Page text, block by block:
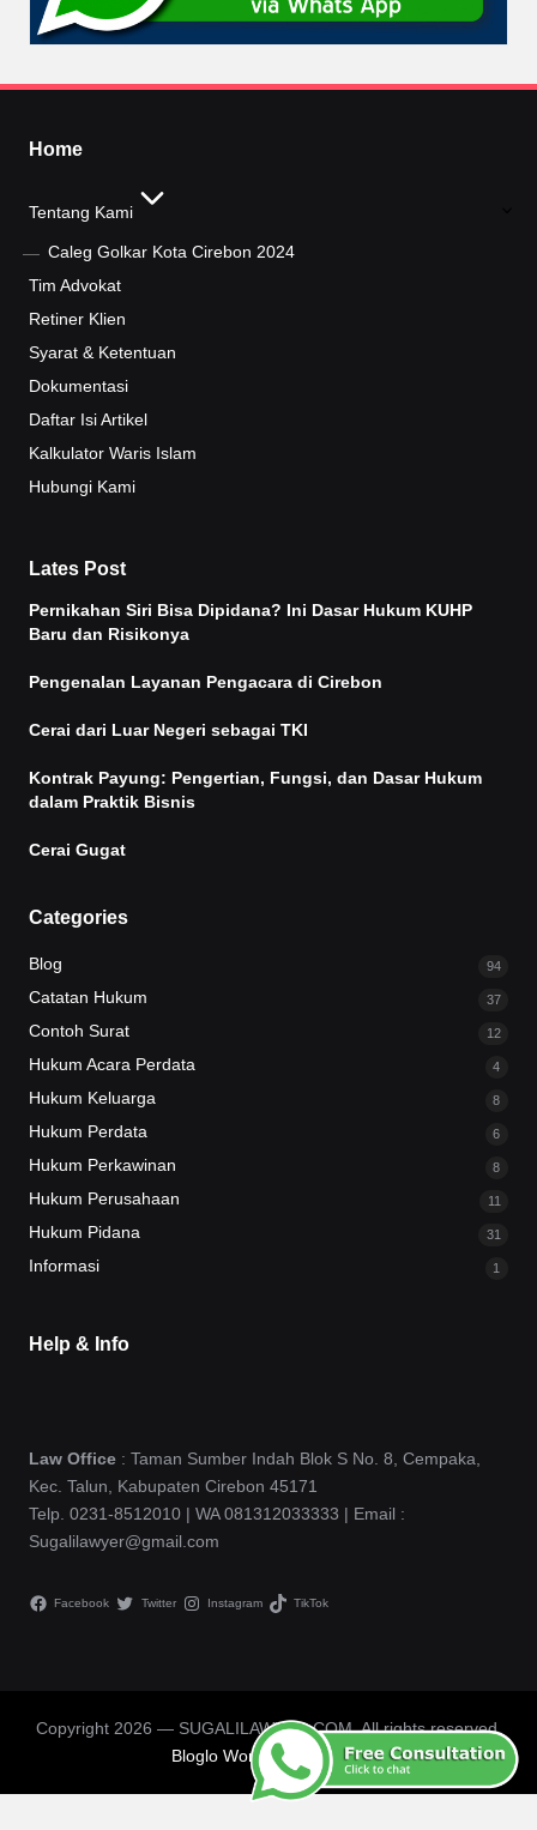
Home
Tentang Kami
Caleg Golkar Kota Cirebon 2024
Tim Advokat
Retiner Klien
Syarat & Ketentuan
Dokumentasi
Daftar Isi Artikel
Kalkulator Waris Islam
Hubungi Kami
Lates Post
Pernikahan Siri Bisa Dipidana? Ini Dasar Hukum KUHP
Baru dan Risikonya
Pengenalan Layanan Pengacara di Cirebon
Cerai dari Luar Negeri sebagai TKI
Kontrak Payung: Pengertian, Fungsi, dan Dasar Hukum
dalam Praktik Bisnis
Cerai Gugat
Categories
Blog 94
Catatan Hukum 37
Contoh Surat 12
Hukum Acara Perdata 4
Hukum Keluarga 8
Hukum Perdata 6
Hukum Perkawinan 8
Hukum Perusahaan 11
Hukum Pidana 31
Informasi 1
Help & Info
Law Office : Taman Sumber Indah Blok S No. 8, Cempaka,
Kec. Talun, Kabupaten Cirebon 45171
Telp. 0231-8512010 | WA 081312033333 | Email :
Sugalilawyer@gmail.com
Facebook Twitter Instagram TikTok
Copyright 2026 — SUGALILAWYER.COM. All rights reserved.
Bloglo WordPress Theme